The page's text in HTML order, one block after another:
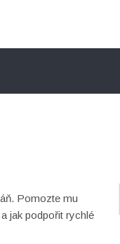
Pomozte mu
jak podpořit rychlé